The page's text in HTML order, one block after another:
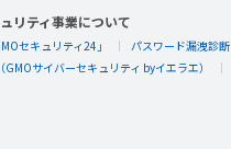
リティ事業について
セキュリティ24」 パスワード漏洩診断
サイバーセキュリティ byイエラエ）